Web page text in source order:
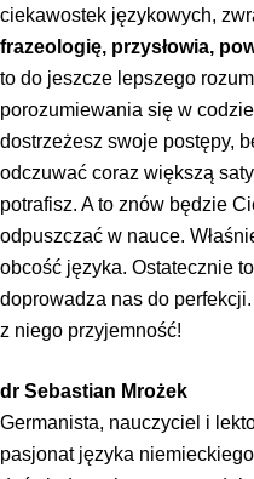
ciekawostek językowych,
frazeologię, przysłowia,
to do jeszcze lepszego
porozumiewania się w
dostrzeżesz swoje postępy,
odczuwać coraz większą
potrafisz. A to znów będzie
odpuszczać w nauce.
obcość języka. Ostatecznie
doprowadza nas do
z niego przyjemność!
dr Sebastian Mrożek
Germanista, nauczyciel i
pasjonat języka